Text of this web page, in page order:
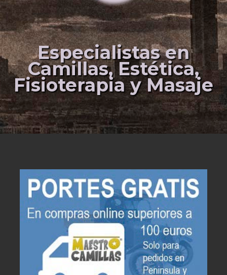
Especialistas en
Camillas, Estética,
Fisioterapia y Masaje